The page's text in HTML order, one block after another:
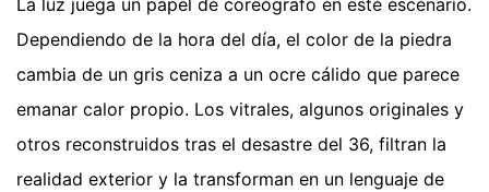
La luz juega un papel de coreógrafo en este escenario.
Dependiendo de la hora del día, el color de la piedra
cambia de un gris ceniza a un ocre cálido que parece
emanar calor propio. Los vitrales, algunos originales y
otros reconstruidos tras el desastre del 36, filtran la
realidad exterior y la transforman en un lenguaje de